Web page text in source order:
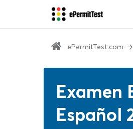
ePermitTest.com
Examen
Español